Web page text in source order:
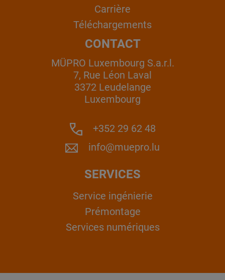
Carrière
Téléchargements
CONTACT
MÜPRO Luxembourg S.a.r.l.
7, Rue Léon Laval
3372 Leudelange
Luxembourg
+352 29 62 48
info@muepro.lu
SERVICES
Service ingénierie
Prémontage
Services numériques